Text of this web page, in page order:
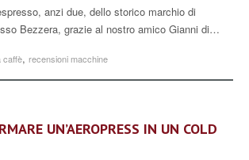
anzi due, dello storico marchio di
Bezzera, grazie al nostro amico Gianni di…
caffè, recensioni macchine
UN’AEROPRESS IN UN COLD